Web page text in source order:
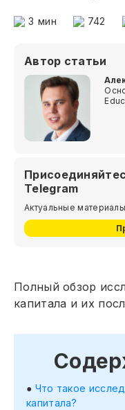
3 мин 742
Автор статьи
Telegram
Актуальные
Полный обзор
капитала и их
Что такое
капитала?